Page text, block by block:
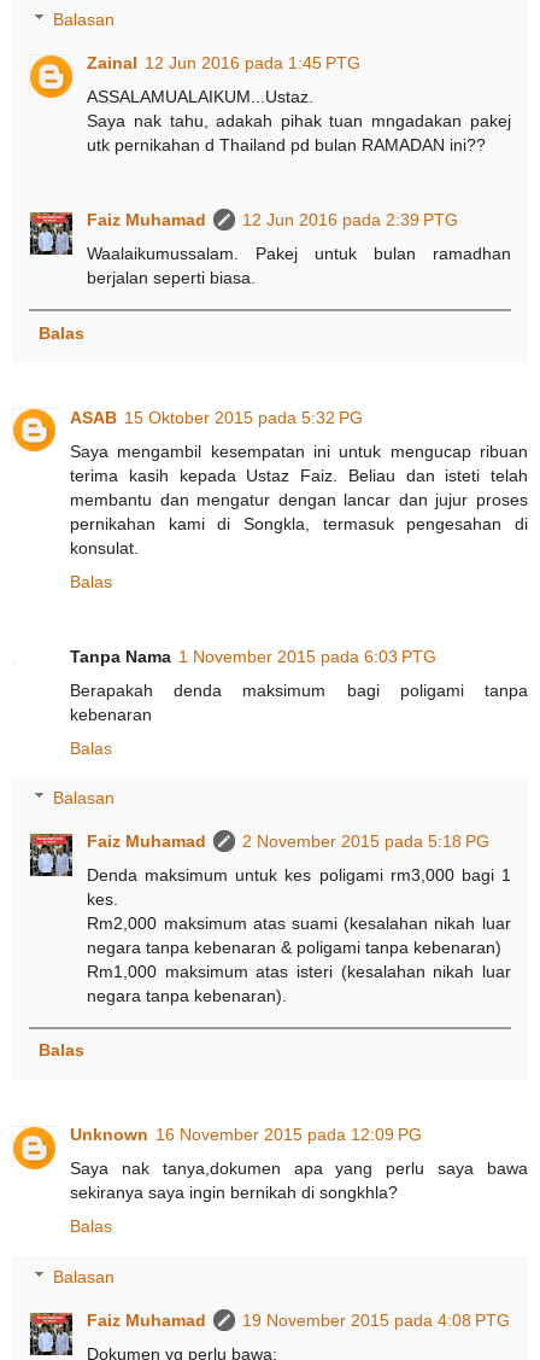
Balasan
Zainal 12 Jun 2016 pada 1:45 PTG
ASSALAMUALAIKUM...Ustaz.
Saya nak tahu, adakah pihak tuan mngadakan pakej
utk pernikahan d Thailand pd bulan RAMADAN ini??
Faiz Muhamad
12 Jun 2016 pada 2:39 PTG
Waalaikumussalam. Pakej untuk bulan ramadhan
berjalan seperti biasa.
Balas
ASAB 15 Oktober 2015 pada 5:32 PG
Saya mengambil kesempatan ini untuk mengucap ribuan
terima kasih kepada Ustaz Faiz. Beliau dan isteti telah
membantu dan mengatur dengan lancar dan jujur proses
pernikahan kami di Songkla, termasuk pengesahan di
konsulat.
Balas
Tanpa Nama 1 November 2015 pada 6:03 PTG
Berapakah denda maksimum bagi poligami tanpa
kebenaran
Balas
Balasan
Faiz Muhamad
2 November 2015 pada 5:18 PG
Denda maksimum untuk kes poligami rm3,000 bagi 1
kes.
Rm2,000 maksimum atas suami (kesalahan nikah luar
negara tanpa kebenaran & poligami tanpa kebenaran)
Rm1,000 maksimum atas isteri (kesalahan nikah luar
negara tanpa kebenaran).
Balas
Unknown 16 November 2015 pada 12:09 PG
Saya nak tanya,dokumen apa yang perlu saya bawa
sekiranya saya ingin bernikah di songkhla?
Balas
Balasan
Faiz Muhamad
19 November 2015 pada 4:08 PTG
Dokumen yg perlu bawa: